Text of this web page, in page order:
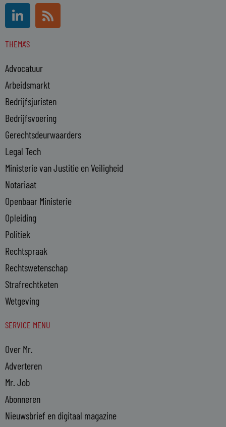
L
i
n
k
d
i
n
-
i
n
R
s
s
THEMA'S
Advocatuur
Arbeidsmarkt
Bedrijfsjuristen
Bedrijfsvoering
Gerechtsdeurwaarders
Legal Tech
Ministerie van Justitie en Veiligheid
Notariaat
Openbaar Ministerie
Opleiding
Politiek
Rechtspraak
Rechtswetenschap
Strafrechtketen
Wetgeving
SERVICE MENU
Over Mr.
Adverteren
Mr. Job
Abonneren
Nieuwsbrief en digitaal magazine